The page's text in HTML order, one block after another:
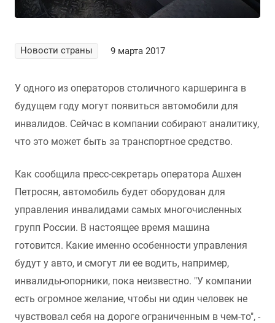
Новости страны 9 марта 2017
У одного из операторов столичного каршеринга в
будущем году могут появиться автомобили для
инвалидов. Сейчас в компании собирают аналитику,
что это может быть за транспортное средство.
Как сообщила пресс-секретарь оператора Ашхен
Петросян, автомобиль будет оборудован для
управления инвалидами самых многочисленных
групп России. В настоящее время машина
готовится. Какие именно особенности управления
будут у авто, и смогут ли ее водить, например,
инвалиды-опорники, пока неизвестно. "У компании
есть огромное желание, чтобы ни один человек не
чувствовал себя на дороге ограниченным в чем-то", -